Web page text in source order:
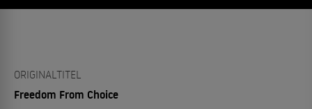
ORIGINALTITEL
Freedom From Choice